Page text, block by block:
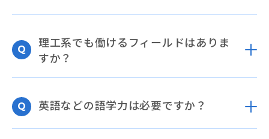
理工系でも働けるフィールドはありま
すか？
英語などの語学力は必要ですか？